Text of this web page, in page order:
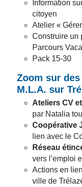
Information
citoyen
Atelier «
Construire un
Parcours
Pack 15-30
Zoom sur
M.L.A. sur
Ateliers CV
par Natalia
Coopérative
lien avec le
Réseau
vers l’emploi
Actions en
ville de